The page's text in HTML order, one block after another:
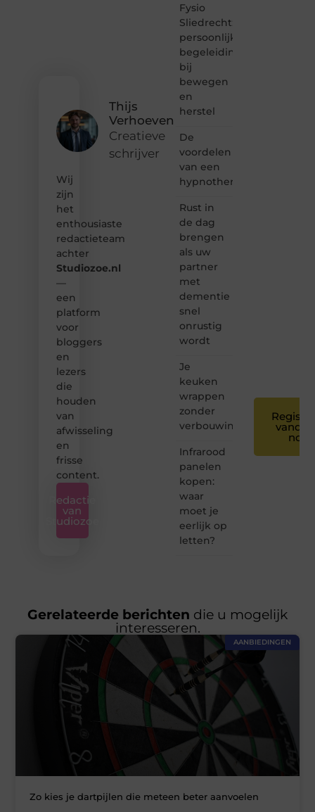
Thijs
Verhoeven
Creatieve
schrijver
Wij
zijn
het
enthousiaste
redactieteam
achter
Studiozoe.nl
—
een
platform
voor
bloggers
en
lezers
die
houden
van
afwisseling
en
frisse
content.
Redactie
van
Studiozoe
Fysio
Sliedrecht:
persoonlijke
begeleiding
bij
bewegen
en
herstel
De
voordelen
van een
hypnotherapeut
Rust in
de dag
brengen
als uw
partner
met
dementie
snel
onrustig
wordt
Je
keuken
wrappen
zonder
verbouwing
Infrarood
panelen
kopen:
waar
moet je
eerlijk op
letten?
nog
Gerelateerde berichten die u mogelijk
interesseren.
AANBIEDINGEN
Zo kies je dartpijlen die meteen beter aanvoelen